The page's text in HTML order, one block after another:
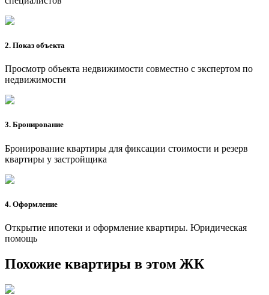
2. Показ объекта
Просмотр объекта недвижимости совместно с экспертом по
недвижимости
3. Бронирование
Бронирование квартиры для фиксации стоимости и резерв
квартиры у застройщика
4. Оформление
Открытие ипотеки и оформление квартиры. Юридическая
помощь
Похожие квартиры в этом ЖК